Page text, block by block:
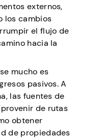
externos,
los cambios
el flujo de
hacia la
mucho es
pasivos. A
las fuentes de
de rutas
obtener
de propiedades